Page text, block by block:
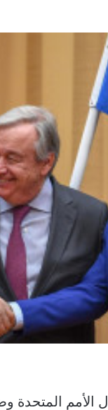
المتحدة